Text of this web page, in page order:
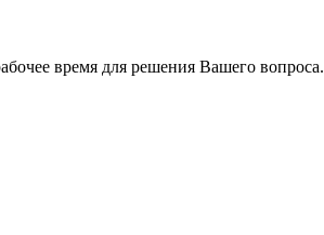
время для решения Вашего вопроса.